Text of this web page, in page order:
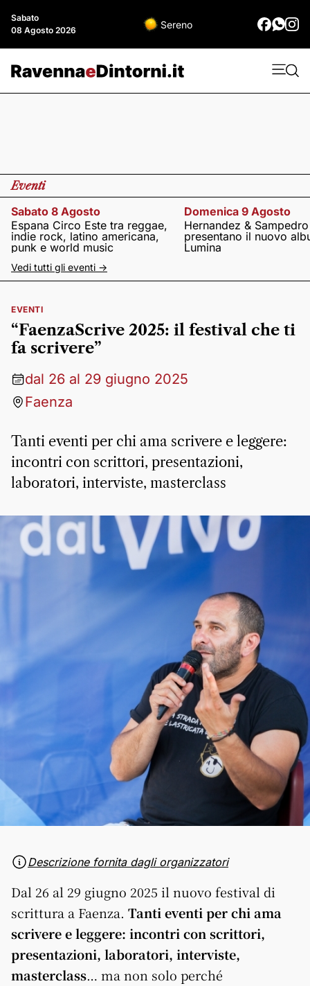
Sabato
08 Agosto 2026
Sereno
Eventi
Sabato 8 Agosto
Espana Circo Este tra reggae,
indie rock, latino americana,
punk e world music
Domenica 9 Agosto
Hernandez & Sampedro
presentano il nuovo
Lumina
Vedi tutti gli eventi ->
EVENTI
“FaenzaScrive 2025: il festival che ti
fa scrivere”
dal 26 al 29 giugno 2025
Faenza
Tanti eventi per chi ama scrivere e leggere:
incontri con scrittori, presentazioni,
laboratori, interviste, masterclass
Descrizione fornita dagli organizzatori
Dal 26 al 29 giugno 2025 il nuovo festival di
scrittura a Faenza. Tanti eventi per chi ama
scrivere e leggere: incontri con scrittori,
presentazioni, laboratori, interviste,
masterclass… ma non solo perché